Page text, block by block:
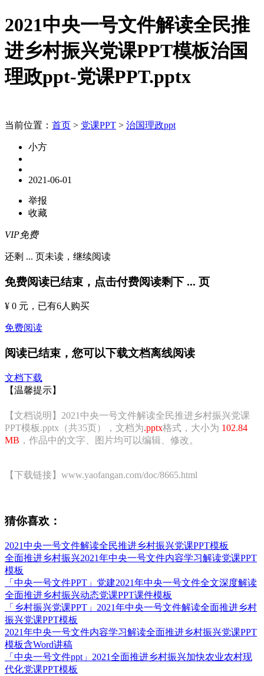
2021中央一号文件解读全民推
进乡村振兴党课PPT模板治国
理政ppt-党课PPT.pptx
当前位置： 首页 > 党课PPT > 治国理政ppt
小方
2021-06-01
举报
收藏
VIP免费
还剩 ... 页未读， 继续阅读
免费阅读已结束，点击付费阅读剩下 ... 页
¥ 0 元 ，已有6人购买
免费阅读
阅读已结束，您可以下载文档离线阅读
文档下载
【温馨提示】
【文档说明】2021中央一号文件解读全民推进乡村振兴党课
PPT模板.pptx（共35页），文档为.pptx格式，大小为 102.84
MB ，作品中的文字、图片均可以编辑、修改。
【下载链接】www.yaofangan.com/doc/8665.html
猜你喜欢：
2021中央一号文件解读全民推进乡村振兴党课PPT模板
全面推进乡村振兴2021年中央一号文件内容学习解读党课PPT
模板
「中央一号文件PPT」党建2021年中央一号文件全文深度解读
全面推进乡村振兴动态党课PPT课件模板
「乡村振兴党课PPT」2021年中央一号文件解读全面推进乡村
振兴党课PPT模板
2021年中央一号文件内容学习解读全面推进乡村振兴党课PPT
模板含Word讲稿
「中央一号文件ppt」2021全面推进乡村振兴加快农业农村现
代化党课PPT模板